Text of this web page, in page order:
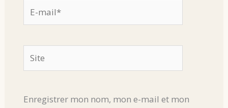
E-
mail*
Site
Enregistrer mon nom, mon e-mail et mon